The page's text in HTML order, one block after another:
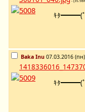
ｷﾀ━━━(
Baka Inu 07.03.2016
ｷﾀ━━━(